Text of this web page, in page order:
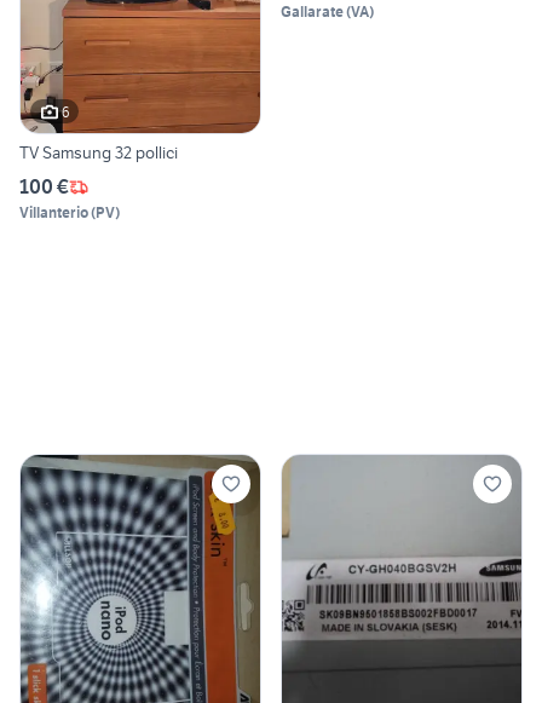
6
TV Samsung 32 pollici
100 €
Villanterio(PV)
Gallarate(VA)